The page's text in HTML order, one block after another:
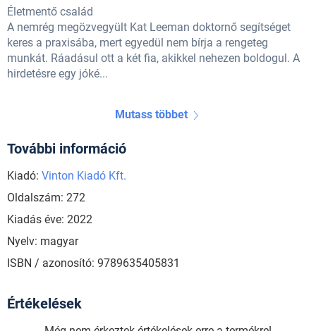
Életmentő család
A nemrég megözvegyült Kat Leeman doktornő segítséget
keres a praxisába, mert egyedül nem bírja a rengeteg
munkát. Ráadásul ott a két fia, akikkel nehezen boldogul. A
hirdetésre egy jóké...
Mutass többet
További információ
Kiadó: Vinton Kiadó Kft.
Oldalszám: 272
Kiadás éve: 2022
Nyelv: magyar
ISBN / azonosító: 9789635405831
Értékelések